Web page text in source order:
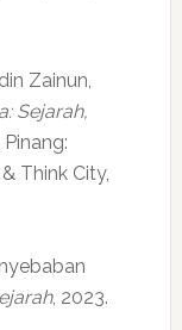
Zainun,
Sejarah,
Think City,
, 2023.